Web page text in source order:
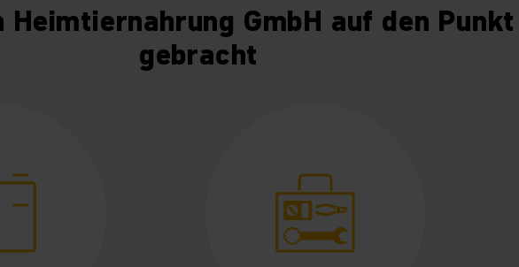
Heimtiernahrung GmbH auf den Punkt
gebracht